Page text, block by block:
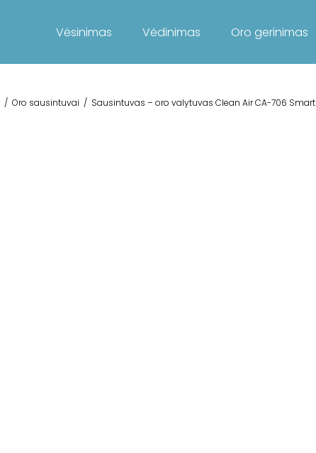
Vėsinimas Vėdinimas Oro gerinimas
/ Oro sausintuvai / Sausintuvas – oro valytuvas Clean Air CA-706 Smart